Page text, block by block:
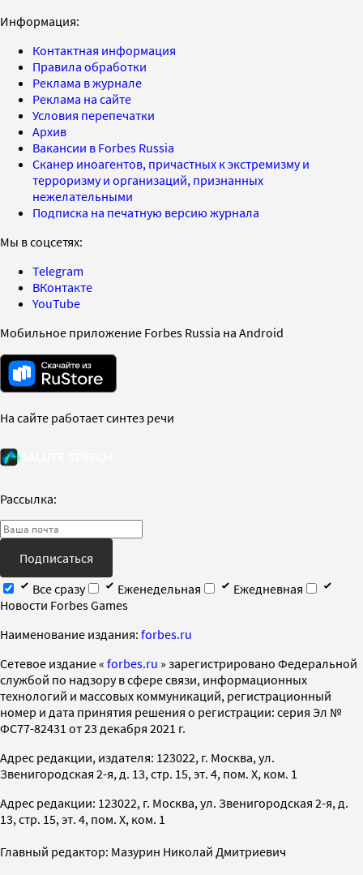
Информация:
Контактная информация
Правила обработки
Реклама в журнале
Реклама на сайте
Условия перепечатки
Архив
Вакансии в Forbes Russia
Сканер иноагентов, причастных к экстремизму и
терроризму и организаций, признанных
нежелательными
Подписка на печатную версию журнала
Мы в соцсетях:
Telegram
ВКонтакте
YouTube
Мобильное приложение Forbes Russia на Android
На сайте работает синтез речи
Рассылка:
Подписаться
Все сразу
Еженедельная
Ежедневная
Новости Forbes Games
Наименование издания: forbes.ru
Cетевое издание « forbes.ru » зарегистрировано Федеральной
службой по надзору в сфере связи, информационных
технологий и массовых коммуникаций, регистрационный
номер и дата принятия решения о регистрации: серия Эл №
ФС77-82431 от 23 декабря 2021 г.
Адрес редакции, издателя: 123022, г. Москва, ул.
Звенигородская 2-я, д. 13, стр. 15, эт. 4, пом. X, ком. 1
Адрес редакции: 123022, г. Москва, ул. Звенигородская 2-я, д.
13, стр. 15, эт. 4, пом. X, ком. 1
Главный редактор: Мазурин Николай Дмитриевич